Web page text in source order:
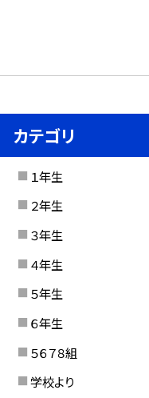
カテゴリ
１年生
２年生
３年生
４年生
５年生
６年生
５６７８組
学校より